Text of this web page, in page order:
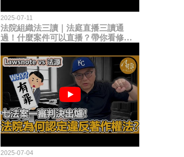
2025-07-11
法院組織法三讀｜法庭直播三讀通
過！什麼案件可以直播？帶你看修法
2025-07-04